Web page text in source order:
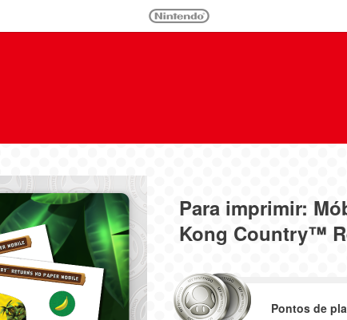
Para imprimir:
Kong Country™
Pontos de